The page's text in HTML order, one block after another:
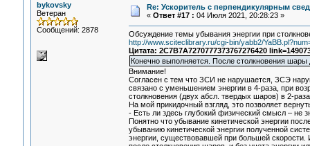
bykovsky
Ветеран
Сообщений: 2878
Re: Ускоритель с перпендикулярным
« Ответ #17 : 04 Июля 2021, 20:28:23 »
Обсуждение темы убывания энергии при
http://www.sciteclibrary.ru/cgi-bin/yabb2/
Цитата: 2C7B7A7270777373767276420
Конечно выполняется. После столкновения
Внимание!
Согласен с тем что ЗСИ не нарушается, ЗСЭ
связано с уменьшением энергии в 4-раза, при
столкновения (двух абсл. твердых шаров) в 2-
На мой прикидочный взгляд, это позволяет
- Есть ли здесь глубокий физический смысл – не
Понятно что убывание кинетической энергии
убыванию кинетической энергии полученной
энергии, существовавшей при большей